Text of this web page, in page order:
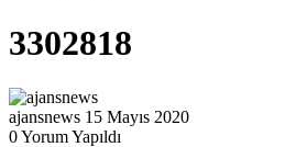
3302818
ajansnews 15 Mayıs 2020
0 Yorum Yapıldı